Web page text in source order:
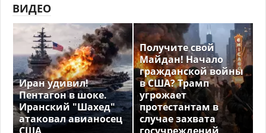
ВИДЕО
Иран удивил!
Пентагон в шоке.
Иранский "Шахед"
атаковал авианосец
США
Получите свой
Майдан! Начало
гражданской войны
в США? Трамп
угрожает
протестантам в
случае захвата
госучреждений